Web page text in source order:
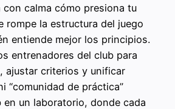
calma cómo presiona tu
rompe la estructura del juego
entiende mejor los principios.
entrenadores del club para
ajustar criterios y unificar
“comunidad de práctica”
un laboratorio, donde cada